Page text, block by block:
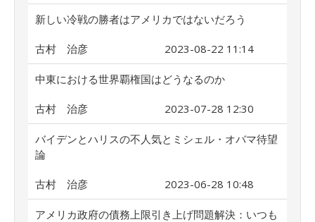
新しい冷戦の勝者はアメリカではないだろう
古村 治彦 2023-08-22 11:14
中東における世界覇権国はどうなるのか
古村 治彦 2023-07-28 12:30
バイデンとハリスの不人気とミシェル・オバマ待望
論
古村 治彦 2023-06-28 10:48
アメリカ政府の債務上限引き上げ問題解決：いつも